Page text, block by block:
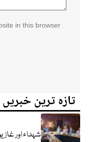
in this browser
تازہ ترین خبریں
شہداء اور